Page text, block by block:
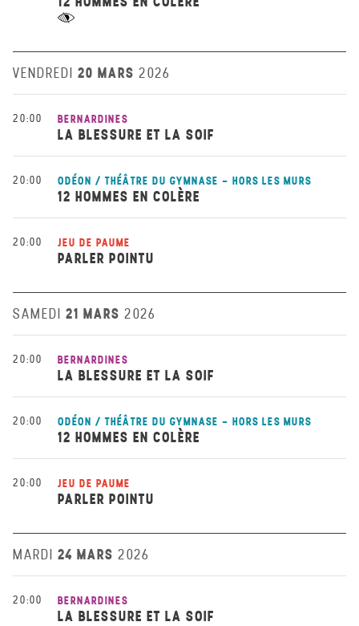
VENDREDI 20 MARS 2026
20:00 BERNARDINES
LA BLESSURE ET LA SOIF
20:00 ODÉON / THÉÂTRE DU GYMNASE - HORS LES MURS
12 HOMMES EN COLÈRE
20:00 JEU DE PAUME
PARLER POINTU
SAMEDI 21 MARS 2026
20:00 BERNARDINES
LA BLESSURE ET LA SOIF
20:00 ODÉON / THÉÂTRE DU GYMNASE - HORS LES MURS
12 HOMMES EN COLÈRE
20:00 JEU DE PAUME
PARLER POINTU
MARDI 24 MARS 2026
20:00 BERNARDINES
LA BLESSURE ET LA SOIF